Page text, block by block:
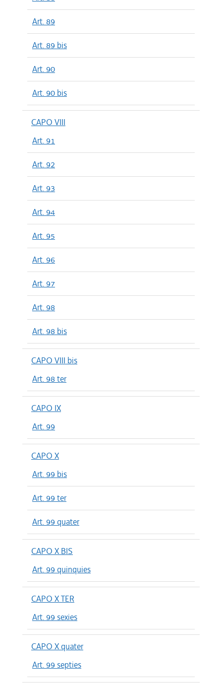
Art. 89
Art. 89 bis
Art. 90
Art. 90 bis
CAPO VIII
Art. 91
Art. 92
Art. 93
Art. 94
Art. 95
Art. 96
Art. 97
Art. 98
Art. 98 bis
CAPO VIII bis
Art. 98 ter
CAPO IX
Art. 99
CAPO X
Art. 99 bis
Art. 99 ter
Art. 99 quater
CAPO X BIS
Art. 99 quinquies
CAPO X TER
Art. 99 sexies
CAPO X quater
Art. 99 septies